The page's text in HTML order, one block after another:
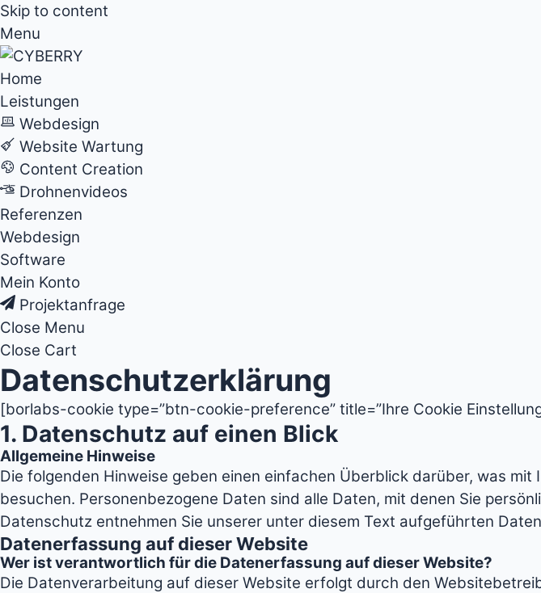
Skip to content
Menu
Home
Leistungen
Webdesign
Website Wartung
Content Creation
Drohnenvideos
Referenzen
Webdesign
Software
Mein Konto
Projektanfrage
Close Menu
Close Cart
Datenschutzerklärung
[borlabs-cookie type=”btn-cookie-preference” title=”Ihre Cookie
1. Datenschutz auf einen Blick
Allgemeine Hinweise
Die folgenden Hinweise geben einen einfachen Überblick darüber, was
besuchen. Personenbezogene Daten sind alle Daten, mit denen Sie
Datenschutz entnehmen Sie unserer unter diesem Text aufgeführten
Datenerfassung auf dieser Website
Wer ist verantwortlich für die Datenerfassung auf dieser Website?
Die Datenverarbeitung auf dieser Website erfolgt durch den